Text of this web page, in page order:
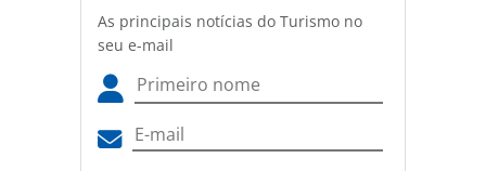
As principais notícias do Turismo no
seu e-mail